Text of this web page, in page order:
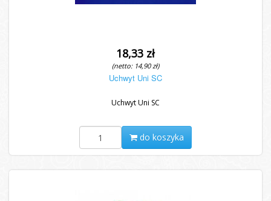
18,33 zł
(netto: 14,90 zł)
Uchwyt Uni SC
Uchwyt Uni SC
do koszyka